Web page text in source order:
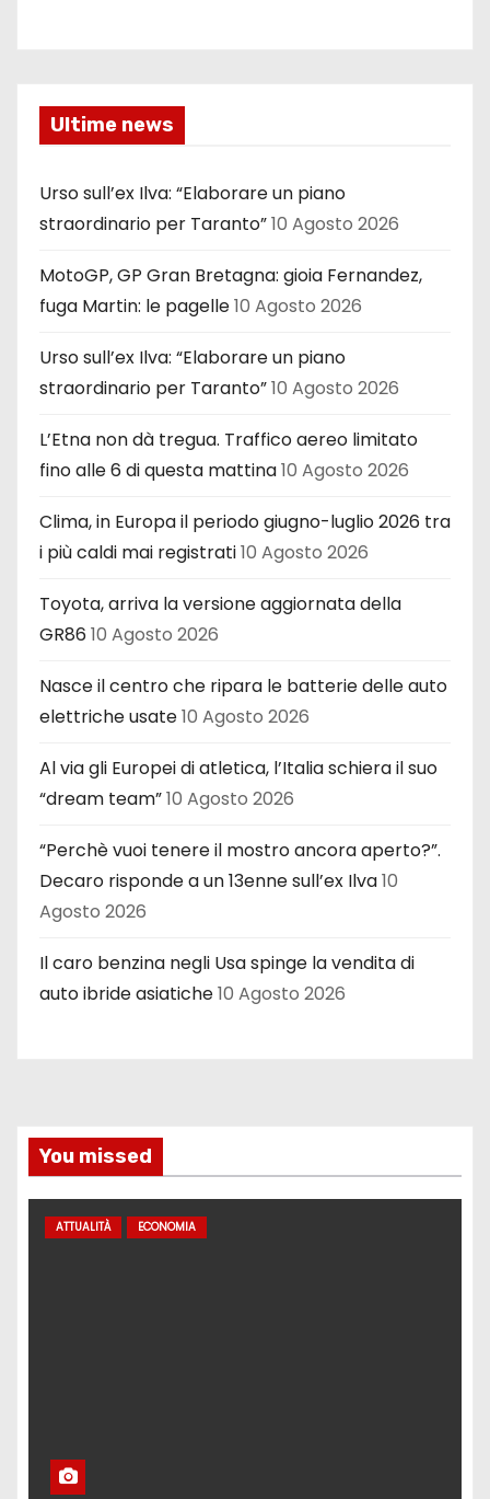
Ultime news
Urso sull’ex Ilva: “Elaborare un piano
straordinario per Taranto”10 Agosto 2026
MotoGP, GP Gran Bretagna: gioia Fernandez,
fuga Martin: le pagelle10 Agosto 2026
Urso sull’ex Ilva: “Elaborare un piano
straordinario per Taranto”10 Agosto 2026
L’Etna non dà tregua. Traffico aereo limitato
fino alle 6 di questa mattina10 Agosto 2026
Clima, in Europa il periodo giugno-luglio 2026 tra
i più caldi mai registrati10 Agosto 2026
Toyota, arriva la versione aggiornata della
GR86 10 Agosto 2026
Nasce il centro che ripara le batterie delle auto
elettriche usate10 Agosto 2026
Al via gli Europei di atletica, l’Italia schiera il suo
“dream team”10 Agosto 2026
“Perchè vuoi tenere il mostro ancora aperto?”.
Decaro risponde a un 13enne sull’ex Ilva10
Agosto 2026
Il caro benzina negli Usa spinge la vendita di
auto ibride asiatiche10 Agosto 2026
You missed
ATTUALITÀ ECONOMIA